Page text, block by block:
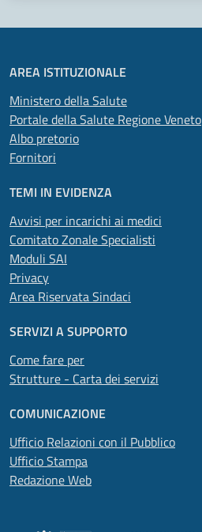
AREA ISTITUZIONALE
Ministero della Salute
Portale della Salute Regione Veneto
Albo pretorio
Fornitori
TEMI IN EVIDENZA
Avvisi per incarichi ai medici
Comitato Zonale Specialisti
Moduli SAI
Privacy
Area Riservata Sindaci
SERVIZI A SUPPORTO
Come fare per
Strutture - Carta dei servizi
COMUNICAZIONE
Ufficio Relazioni con il Pubblico
Ufficio Stampa
Redazione Web